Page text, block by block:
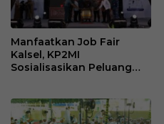
Manfaatkan Job Fair
Kalsel, KP2MI
Sosialisasikan Peluang